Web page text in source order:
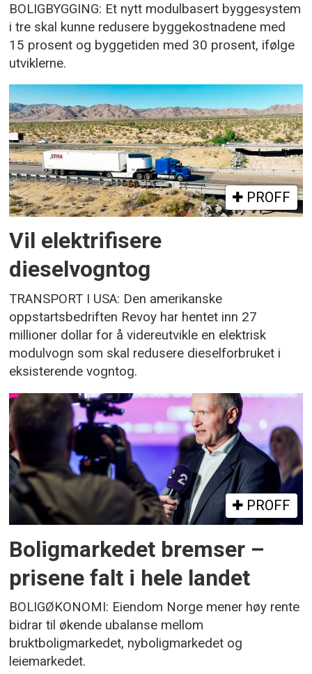
BOLIGBYGGING: Et nytt modulbasert byggesystem
i tre skal kunne redusere byggekostnadene med
15 prosent og byggetiden med 30 prosent, ifølge
utviklerne.
PROFF
Vil elektrifisere
dieselvogntog
TRANSPORT I USA: Den amerikanske
oppstartsbedriften Revoy har hentet inn 27
millioner dollar for å videreutvikle en elektrisk
modulvogn som skal redusere dieselforbruket i
eksisterende vogntog.
PROFF
Boligmarkedet bremser –
prisene falt i hele landet
BOLIGØKONOMI: Eiendom Norge mener høy rente
bidrar til økende ubalanse mellom
bruktboligmarkedet, nyboligmarkedet og
leiemarkedet.